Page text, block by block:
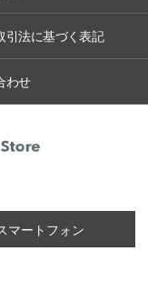
引法に基づく表記
わせ
マートフォン